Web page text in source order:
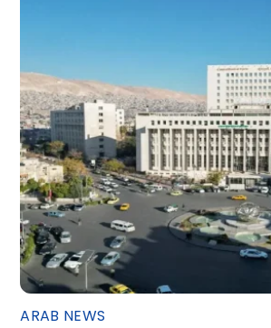
ARAB NEWS